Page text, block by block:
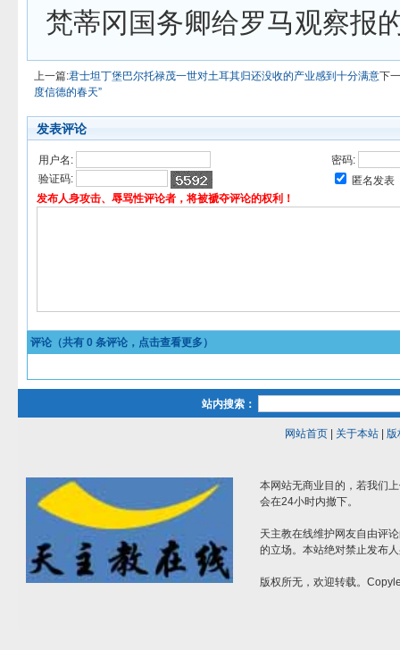
梵蒂冈国务卿给罗马观察报
上一篇:君士坦丁堡巴尔托禄茂一世对土耳其归还没收的产业感到十分满意下
度信德的春天”
发表评论
用户名:
密码:
验证码:
匿名发表
发布人身攻击、辱骂性评论者，将被褫夺评论的权利！
评论（共有 0 条评论，点击查看更多）
站内搜索：
网站首页| 关于本站| 版
本网站无商业目的，若我们
会在24小时内撤下。
天主教在线维护网友自由评
的立场。本站绝对禁止发布
版权所无，欢迎转载。